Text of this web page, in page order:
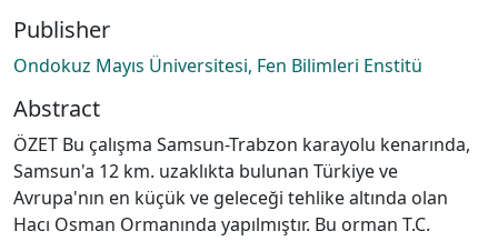
Publisher
Ondokuz Mayıs Üniversitesi, Fen Bilimleri Enstitü
Abstract
ÖZET Bu çalışma Samsun-Trabzon karayolu kenarında,
Samsun'a 12 km. uzaklıkta bulunan Türkiye ve
Avrupa'nın en küçük ve geleceği tehlike altında olan
Hacı Osman Ormanında yapılmıştır. Bu orman T.C.